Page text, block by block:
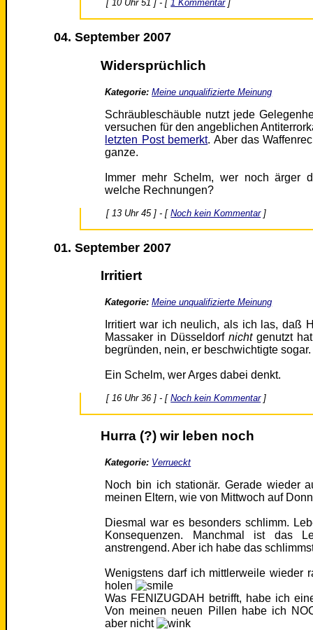
[ 10 Uhr 51 ] - [1 Kommentar]
04. September 2007
Widersprüchlich
Kategorie: Meine unqualifizierte Meinung
Schräubleschäuble nutzt jede
versuchen für den angeblichen
letzten Post bemerkt. Aber das
ganze.
Immer mehr Schelm, wer noch ärger
welche Rechnungen?
[ 13 Uhr 45 ] - [Noch kein Kommentar]
01. September 2007
Irritiert
Kategorie: Meine unqualifizierte Meinung
Irritiert war ich neulich, als ich las, daß
Massaker in Düsseldorfnichtgenutzt
begründen, nein, er beschwichtigte sogar.
Ein Schelm, wer Arges dabei denkt.
[ 16 Uhr 36 ] - [Noch kein Kommentar]
Hurra (?) wir leben noch
Kategorie: Verrueckt
Noch bin ich stationär. Gerade wieder
meinen Eltern, wie von Mittwoch auf
Diesmal war es besonders schlimm.
Konsequenzen. Manchmal ist das
anstrengend. Aber ich habe das
Wenigstens darf ich mittlerweile wieder
holen
Was FENIZUGDAH betrifft, habe ich
Von meinen neuen Pillen habe ich
aber nicht